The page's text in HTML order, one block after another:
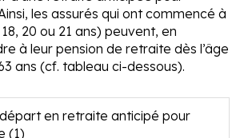
les assurés qui ont commencé à
20 ou 21 ans) peuvent, en
à leur pension de retraite dès l’âge
ans (cf. tableau ci-dessous).
en retraite anticipé pour
(1)